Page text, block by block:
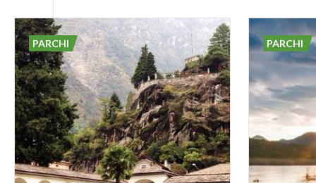
PARCHI PARCHI